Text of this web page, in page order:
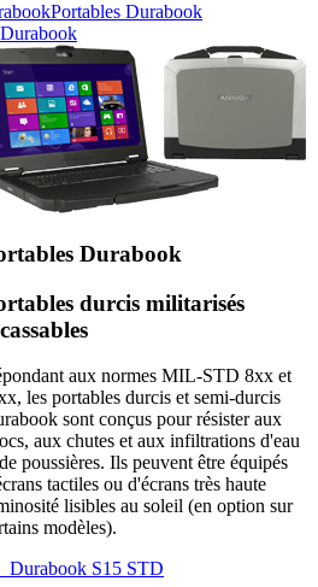
Portables Durabook
Durabook
durcis militarisés
aux normes MIL-STD 8xx et
les portables durcis et semi-durcis
sont conçus pour résister aux
aux chutes et aux infiltrations d'eau
poussières. Ils peuvent être équipés
tactiles ou d'écrans très haute
lisibles au soleil (en option sur
modèles).
S15 STD